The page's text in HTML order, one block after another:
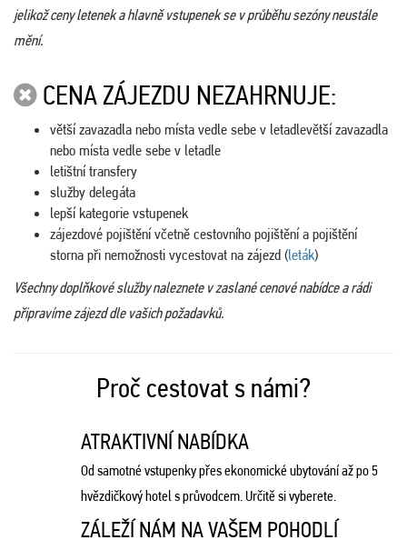
jelikož ceny letenek a hlavně vstupenek se v průběhu sezóny neustále
mění.
CENA ZÁJEZDU NEZAHRNUJE:
větší zavazadla nebo místa vedle sebe v letadlevětší zavazadla
nebo místa vedle sebe v letadle
letištní transfery
služby delegáta
lepší kategorie vstupenek
zájezdové pojištění včetně cestovního pojištění a pojištění
storna při nemožnosti vycestovat na zájezd (leták)
Všechny doplňkové služby naleznete v zaslané cenové nabídce a rádi
připravíme zájezd dle vašich požadavků.
Proč cestovat s námi?
ATRAKTIVNÍ NABÍDKA
Od samotné vstupenky přes ekonomické ubytování až po 5
hvězdičkový hotel s průvodcem. Určitě si vyberete.
ZÁLEŽÍ NÁM NA VAŠEM POHODLÍ